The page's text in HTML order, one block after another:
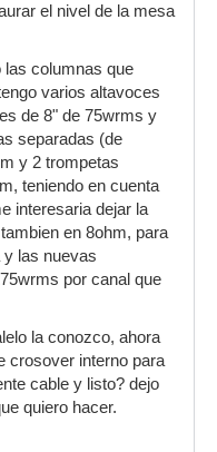
el nivel de la mesa
las columnas que
varios altavoces
de 8" de 75wrms y
separadas (de
y 2 trompetas
teniendo en cuenta
interesaria dejar la
en 8ohm, para
y las nuevas
por canal que
la conozco, ahora
crosover interno para
cable y listo? dejo
quiero hacer.